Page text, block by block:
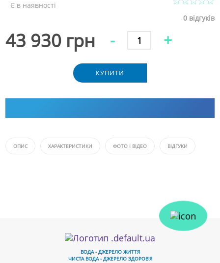
Є в наявності
0відгуків
43 930 грн - +
КУПИТИ
ОПИС ХАРАКТЕРИСТИКИ ФОТО І ВІДЕО ВІДГУКИ
ВОДА - ДЖЕРЕЛО ЖИТТЯ
ЧИСТА ВОДА - ДЖЕРЕЛО ЗДОРОВ'Я